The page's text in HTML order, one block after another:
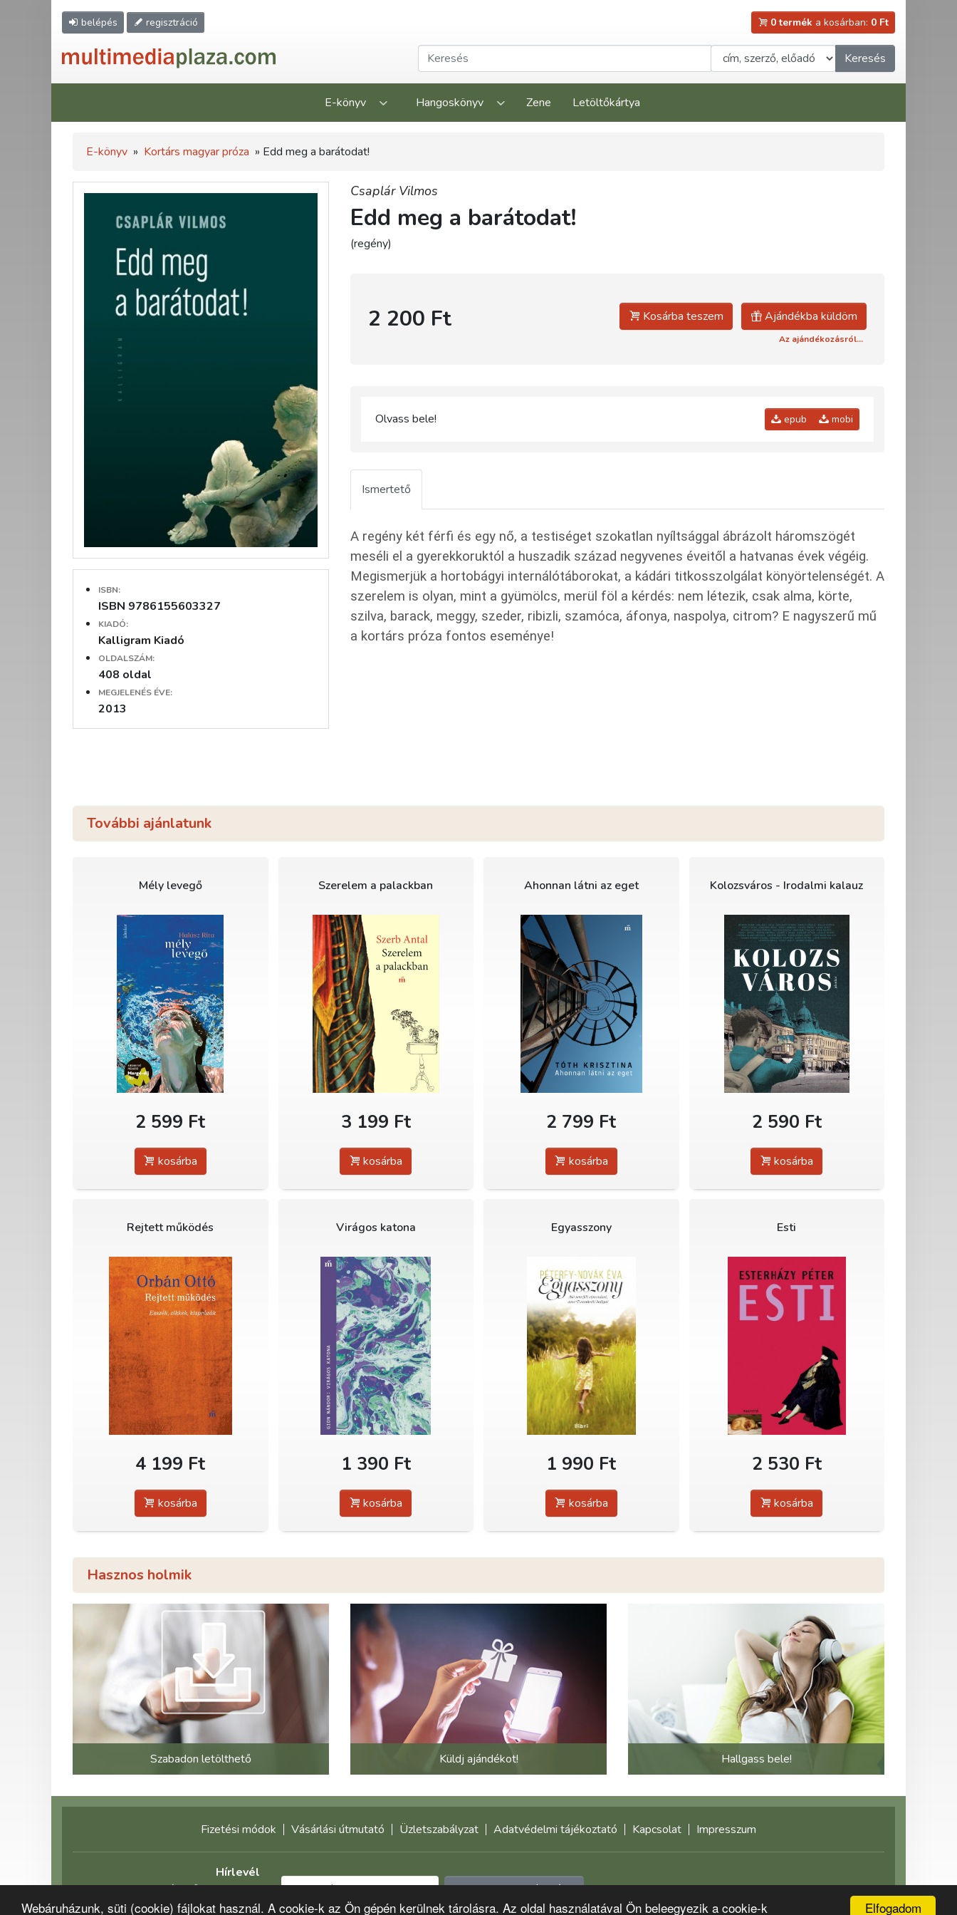
Elfogadom
Webáruházunk, süti (cookie) fájlokat használ. A cookie-k az Ön gépén kerülnek tárolásra. Az oldal használatával Ön beleegyezik a cookie-k
belépés regisztráció 0 termék a kosárban: 0 Ft
Keresés
E-könyv Hangoskönyv Zene Letöltőkártya
E-könyv » Kortárs magyar próza » Edd meg a barátodat!
ISBN:
ISBN 9786155603327
KIADÓ:
Kalligram Kiadó
OLDALSZÁM:
408 oldal
MEGJELENÉS ÉVE:
2013
Csaplár Vilmos
Edd meg a barátodat!
(regény)
2 200 Ft Kosárba teszem Ajándékba küldöm
Az ajándékozásról...
Olvass bele! epub mobi
Ismertető
A regény két férfi és egy nő, a testiséget szokatlan nyíltsággal ábrázolt háromszögét
meséli el a gyerekkoruktól a huszadik század negyvenes éveitől a hatvanas évek végéig.
Megismerjük a hortobágyi internálótáborokat, a kádári titkosszolgálat könyörtelenségét. A
szerelem is olyan, mint a gyümölcs, merül föl a kérdés: nem létezik, csak alma, körte,
szilva, barack, meggy, szeder, ribizli, szamóca, áfonya, naspolya, citrom? E nagyszerű mű
a kortárs próza fontos eseménye!
További ajánlatunk
Mély levegő
2 599 Ft
kosárba
Szerelem a palackban
3 199 Ft
kosárba
Ahonnan látni az eget
2 799 Ft
kosárba
Kolozsváros - Irodalmi kalauz
2 590 Ft
kosárba
Rejtett működés
4 199 Ft
kosárba
Virágos katona
1 390 Ft
kosárba
Egyasszony
1 990 Ft
kosárba
Esti
2 530 Ft
kosárba
Hasznos holmik
Szabadon letölthető Küldj ajándékot! Hallgass bele!
Fizetési módok Vásárlási útmutató Üzletszabályzat Adatvédelmi tájékoztató Kapcsolat Impresszum
Hírlevél
Feliratkozás előtt olvassa el
adatvédelmi tájékoztatónkat!
Feliratkozom a hírlevélre ©2021 multimediaplaza.com